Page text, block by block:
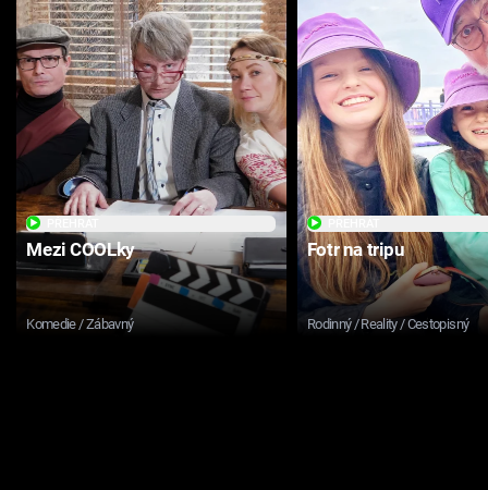
Mezi COOLky
Komedie / Zábavný
Fotr na tripu
Rodinný / Reality / Cestopisný